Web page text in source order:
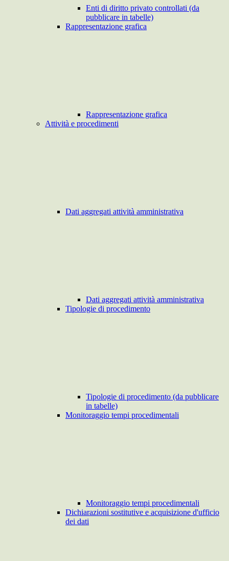
Enti di diritto privato controllati (da
pubblicare in tabelle)
Rappresentazione grafica
Rappresentazione grafica
Attività e procedimenti
Dati aggregati attività amministrativa
Dati aggregati attività amministrativa
Tipologie di procedimento
Tipologie di procedimento (da pubblicare
in tabelle)
Monitoraggio tempi procedimentali
Monitoraggio tempi procedimentali
Dichiarazioni sostitutive e acquisizione d'ufficio
dei dati